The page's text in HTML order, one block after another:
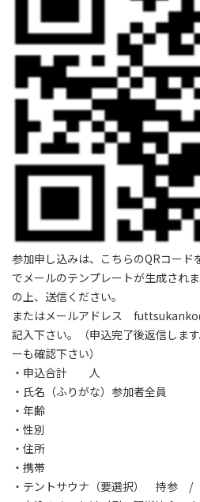
参加申し込みは、こちらのQRコード
でメールのテンプレートが生成され
の上、送信ください。
またはメールアドレス
記入下さい。（申込完了後返信しま
ーも確認下さい）
・申込合計 人
・氏名（ふりがな）参加者全員
・年齢
・性別
・住所
・携帯
・テントサウナ（要選択） 持参